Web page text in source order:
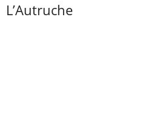
L’Autruche